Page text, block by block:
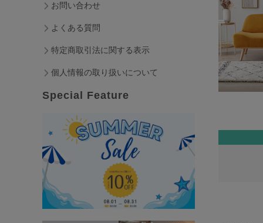
お問い合わせ
よくある質問
特定商取引法に関する表示
個人情報の取り扱いについて
Special Feature